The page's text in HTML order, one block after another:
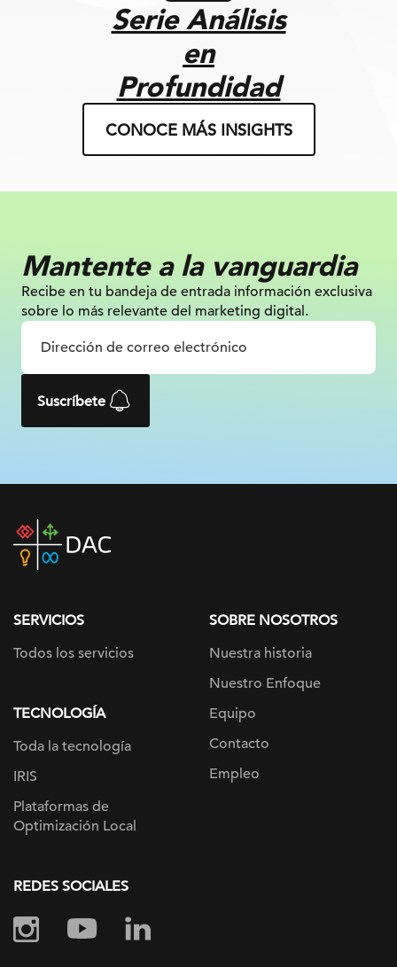
Serie Análisis
en
Profundidad
CONOCE MÁS INSIGHTS
Mantente a la vanguardia
Recibe en tu bandeja de entrada información exclusiva
sobre lo más relevante del marketing digital.
Suscríbete
DAC
home
SERVICIOS
Todos los servicios
TECNOLOGÍA
Toda la tecnología
IRIS
Plataformas de
Optimización Local
SOBRE NOSOTROS
Nuestra historia
Nuestro Enfoque
Equipo
Contacto
Empleo
REDES SOCIALES